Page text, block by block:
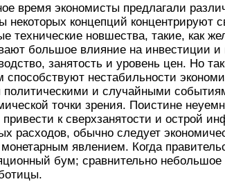
время экономисты предлагали
некоторых концепций концентрируют
технические новшества, такие, как
большое влияние на инвестиции и
занятость и уровень цен. Но
нестабильности
политическими и случайными
точки зрения. Поистине
привести к сверхзанятости и острой
расходов, обычно следует
явлением. Когда
бум; сравнительно небольшое